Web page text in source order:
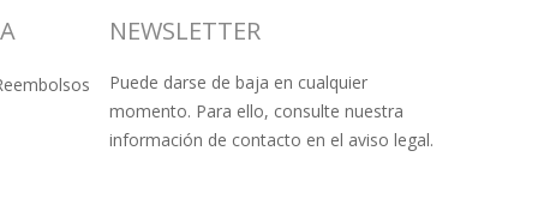
NEWSLETTER
Puede darse de baja en cualquier
momento. Para ello, consulte nuestra
información de contacto en el aviso legal.